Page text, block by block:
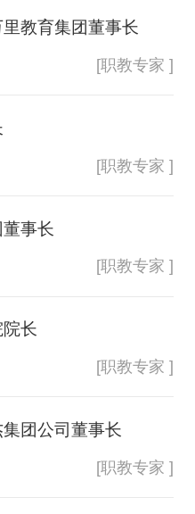
教育集团董事长
[职教专家 ]
[职教专家 ]
事长
[职教专家 ]
长
[职教专家 ]
团公司董事长
[职教专家 ]